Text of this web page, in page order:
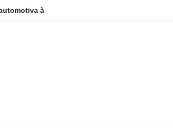
inovação digital: a trajetória internacional da